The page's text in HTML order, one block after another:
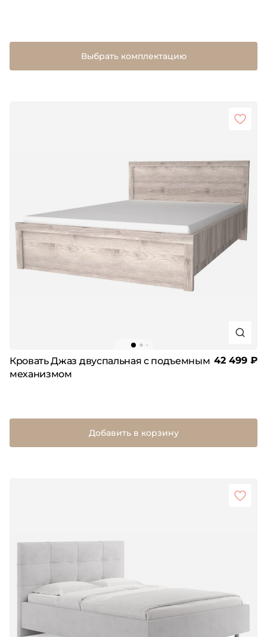
Выбрать комплектацию
Кровать Джаз двуспальная с подъемным
механизмом
42 499 ₽
Добавить в корзину